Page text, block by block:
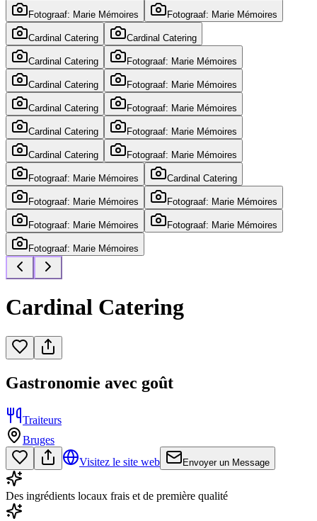
Fotograaf: Marie Mémoires Fotograaf: Marie Mémoires
Cardinal Catering Cardinal Catering
Cardinal Catering Fotograaf: Marie Mémoires
Cardinal Catering Fotograaf: Marie Mémoires
Cardinal Catering Fotograaf: Marie Mémoires
Cardinal Catering Fotograaf: Marie Mémoires
Cardinal Catering Fotograaf: Marie Mémoires
Fotograaf: Marie Mémoires Cardinal Catering
Fotograaf: Marie Mémoires Fotograaf: Marie Mémoires
Fotograaf: Marie Mémoires Fotograaf: Marie Mémoires
Fotograaf: Marie Mémoires
Cardinal Catering
Gastronomie avec goût
Traiteurs
Bruges
Visitez le site web
Envoyer un Message
Des ingrédients locaux frais et de première qualité